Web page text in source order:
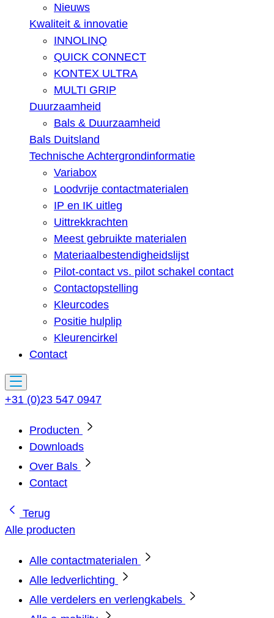
Nieuws
Kwaliteit & innovatie
INNOLINQ
QUICK CONNECT
KONTEX ULTRA
MULTI GRIP
Duurzaamheid
Bals & Duurzaamheid
Bals Duitsland
Technische Achtergrondinformatie
Variabox
Loodvrije contactmaterialen
IP en IK uitleg
Uittrekkrachten
Meest gebruikte materialen
Materiaalbestendigheidslijst
Pilot-contact vs. pilot schakel contact
Contactopstelling
Kleurcodes
Positie hulplip
Kleurencirkel
Contact
+31 (0)23 547 0947
Producten
Downloads
Over Bals
Contact
Terug
Alle producten
Alle contactmaterialen
Alle ledverlichting
Alle verdelers en verlengkabels